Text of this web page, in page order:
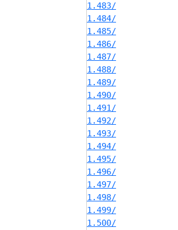
1.483/
1.484/
1.485/
1.486/
1.487/
1.488/
1.489/
1.490/
1.491/
1.492/
1.493/
1.494/
1.495/
1.496/
1.497/
1.498/
1.499/
1.500/